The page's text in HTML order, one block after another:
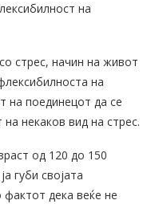
на
стрес, начин на живот
на
на поединецот да се
некаков вид на стрес.
од 120 до 150
губи својата
дека веќе не